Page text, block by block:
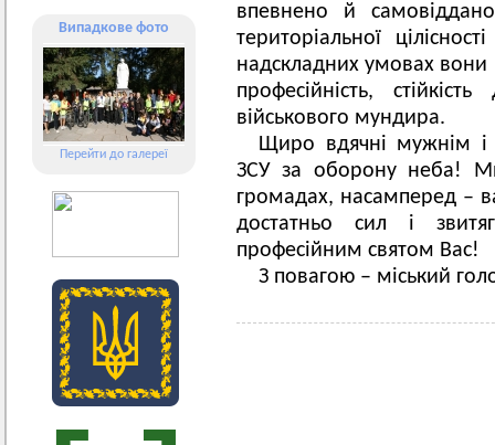
Випадкове фото
Перейти до галереї
впевнено й самовіддано
територіальної
надскладних умовах
професійність,
військового мундира.
Щиро вдячні мужнім і
ЗСУ за оборону неба!
громадах, насамперед –
достатньо сил і
професійним святом Вас!
З повагою – міський